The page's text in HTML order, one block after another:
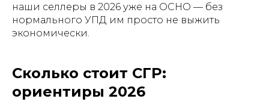
наши селлеры в 2026 уже на ОСНО — без
нормального УПД им просто не выжить
экономически.
Сколько стоит СГР:
ориентиры 2026